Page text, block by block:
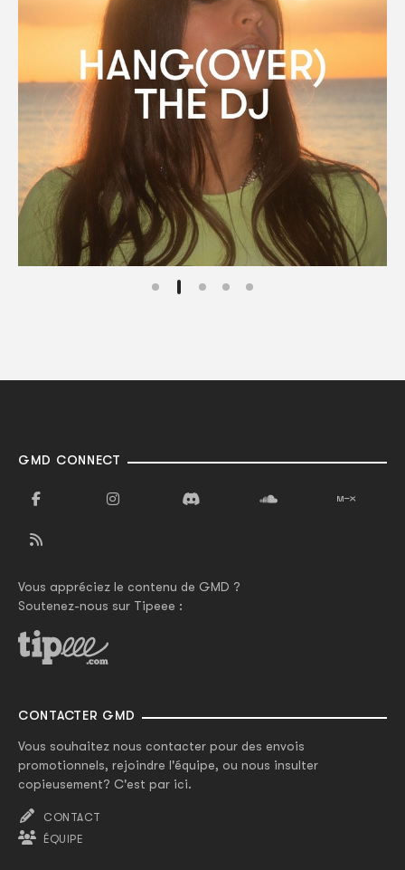
GMD CONNECT
Vous appréciez le contenu de GMD ?
Soutenez-nous sur Tipeee :
CONTACTER GMD
Vous souhaitez nous contacter pour des envois
promotionnels, rejoindre l'équipe, ou nous insulter
copieusement? C'est par ici.
CONTACT
ÉQUIPE